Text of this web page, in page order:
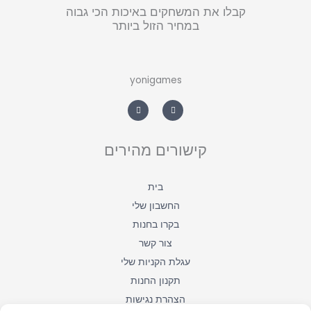
קבלו את המשחקים באיכות הכי גבוה
במחיר הזול ביותר
yonigames
a
c
e
o
h
a
t
p
p
קישורים מהירים
בית
החשבון שלי
בקרו בחנות
צור קשר
עגלת הקניות שלי
תקנון החנות
הצהרת נגישות